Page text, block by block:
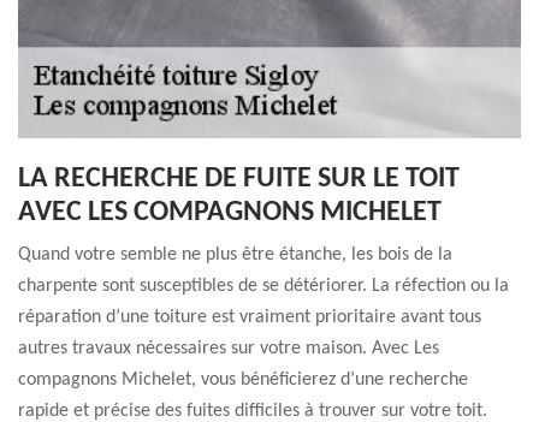
LA RECHERCHE DE FUITE SUR LE TOIT
AVEC LES COMPAGNONS MICHELET
Quand votre semble ne plus être étanche, les bois de la
charpente sont susceptibles de se détériorer. La réfection ou la
réparation d’une toiture est vraiment prioritaire avant tous
autres travaux nécessaires sur votre maison. Avec Les
compagnons Michelet, vous bénéficierez d’une recherche
rapide et précise des fuites difficiles à trouver sur votre toit.